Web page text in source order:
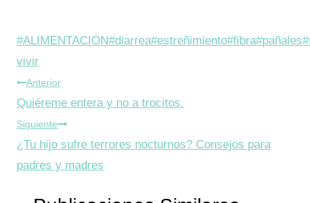
Etiquetas
de
la
entrada:
#ALIMENTACION#diarrea#estreñimiento#fibra#pañales#
vivir
Navegación
de
entradas
Anterior
Quiéreme entera y no a trocitos.
Siguiente
¿Tu hijo sufre terrores nocturnos? Consejos para
padres y madres